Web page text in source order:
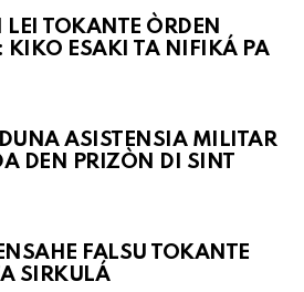
TOKANTE ÒRDEN
KIKO ESAKI TA NIFIKÁ PA
ASISTENSIA MILITAR
DEN PRIZÒN DI SINT
FALSU TOKANTE
SIRKULÁ